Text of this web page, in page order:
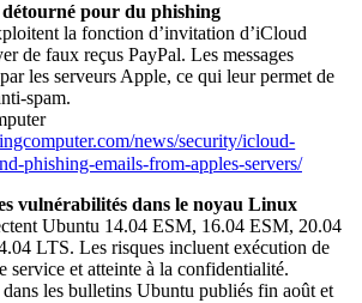
pour du phishing
la fonction d’invitation d’iCloud
de faux reçus PayPal. Les messages
les serveurs Apple, ce qui leur permet de
spam.
news/security/icloud-
phishing-emails-from-apples-servers/
vulnérabilités dans le noyau Linux
Ubuntu 14.04 ESM, 16.04 ESM, 20.04
LTS. Les risques incluent exécution de
service et atteinte à la confidentialité.
les bulletins Ubuntu publiés fin août et